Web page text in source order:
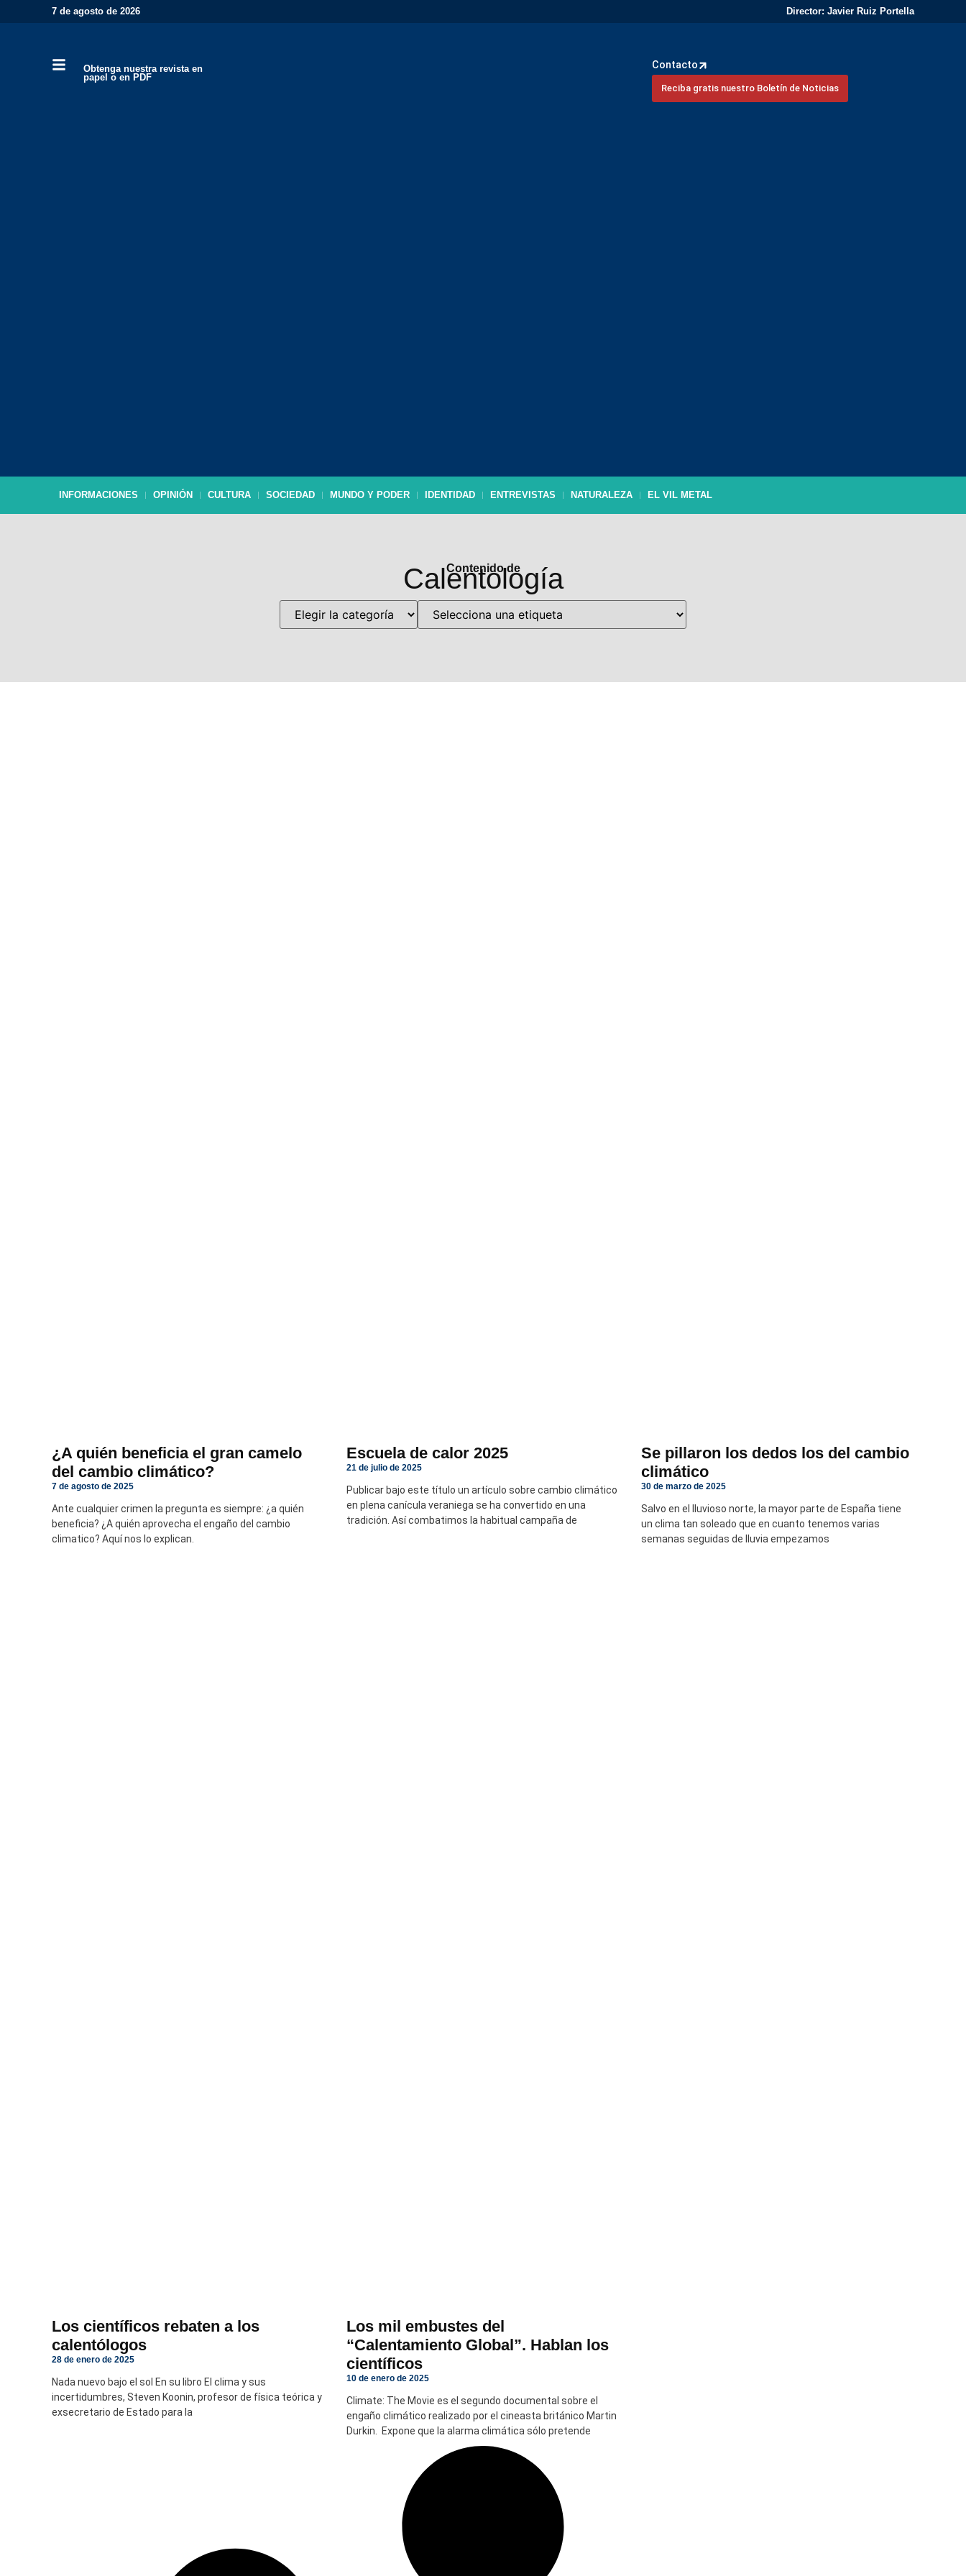
7 de agosto de 2026 Director: Javier Ruiz Portella
Obtenga nuestra revista en
papel o en PDF
Contacto
Reciba gratis nuestro Boletín de Noticias
INFORMACIONES OPINIÓN CULTURA SOCIEDAD MUNDO Y PODER IDENTIDAD ENTREVISTAS NATURALEZA EL VIL METAL
Contenido de
Calentología
¿A quién beneficia el gran camelo
del cambio climático?
7 de agosto de 2025
Ante cualquier crimen la pregunta es siempre: ¿a quién
beneficia? ¿A quién aprovecha el engaño del cambio
climatico? Aquí nos lo explican.
Escuela de calor 2025
21 de julio de 2025
Publicar bajo este título un artículo sobre cambio climático
en plena canícula veraniega se ha convertido en una
tradición. Así combatimos la habitual campaña de
Se pillaron los dedos los del cambio
climático
30 de marzo de 2025
Salvo en el lluvioso norte, la mayor parte de España tiene
un clima tan soleado que en cuanto tenemos varias
semanas seguidas de lluvia empezamos
Los científicos rebaten a los
calentólogos
28 de enero de 2025
Nada nuevo bajo el sol En su libro El clima y sus
incertidumbres, Steven Koonin, profesor de física teórica y
exsecretario de Estado para la
Los mil embustes del
“Calentamiento Global”. Hablan los
científicos
10 de enero de 2025
Climate: The Movie es el segundo documental sobre el
engaño climático realizado por el cineasta británico Martin
Durkin. Expone que la alarma climática sólo pretende